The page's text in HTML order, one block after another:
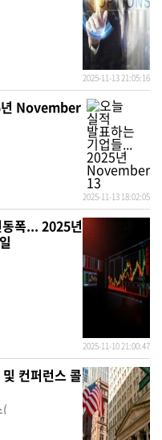
2025-11-13 21:05:16
년 November
2025-11-13 18:02:05
폭... 2025년
2025-11-10 21:00:47
컨퍼런스 콜
스(